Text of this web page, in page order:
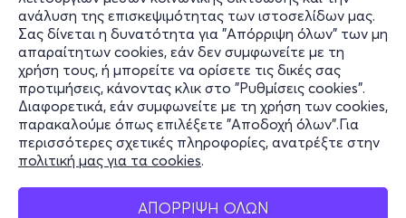
ανάλυση της επισκεψιμότητας των ιστοσελίδων μας.
Σας δίνεται η δυνατότητα για "Απόρριψη όλων" των μη
απαραίτητων cookies, εάν δεν συμφωνείτε με τη
χρήση τους, ή μπορείτε να ορίσετε τις δικές σας
προτιμήσεις, κάνοντας κλικ στο "Ρυθμίσεις cookies".
Διαφορετικά, εάν συμφωνείτε με τη χρήση των cookies,
παρακαλούμε όπως επιλέξετε "Αποδοχή όλων".Για
περισσότερες σχετικές πληροφορίες, ανατρέξτε στην
πολιτική μας για τα cookies.
ΑΠΟΡΡΙΨΗ ΟΛΩΝ